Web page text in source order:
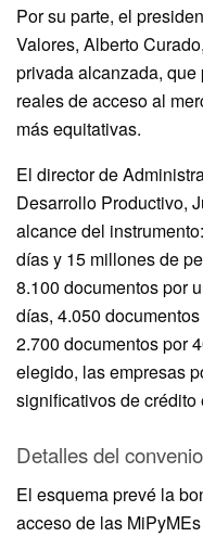
Por su parte, el
Valores, Alberto
privada alcanzada,
reales de acceso al
más equitativas.
El director de
Desarrollo Productivo,
alcance del
días y 15 millones de
8.100 documentos por
días, 4.050
2.700 documentos por
elegido, las empresas
significativos de
Detalles del convenio
El esquema prevé la
acceso de las